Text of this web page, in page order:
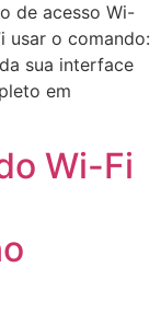
de acesso Wi-
usar o comando:
sua interface
em
Wi-Fi